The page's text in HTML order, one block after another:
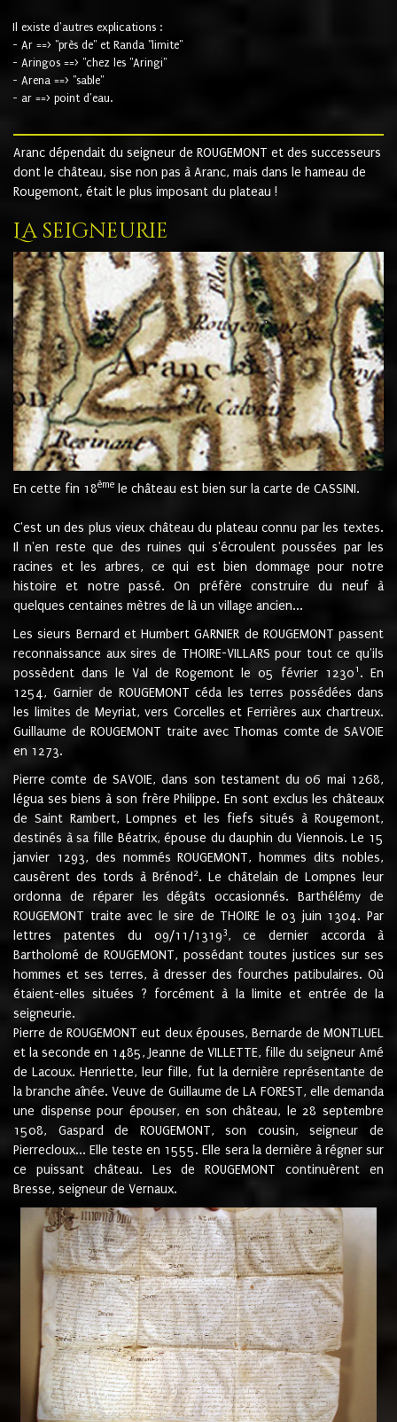
Il existe d'autres explications :
- Ar ==> "près de" et Randa "limite"
- Aringos ==> "chez les "Aringi"
- Arena ==> "sable"
- ar ==> point d'eau.
Aranc dépendait du seigneur de ROUGEMONT et des successeurs
dont le château, sise non pas à Aranc, mais dans le hameau de
Rougemont, était le plus imposant du plateau !
La seigneurie
En cette fin 18ème le château est bien sur la carte de CASSINI.
C'est un des plus vieux château du plateau connu par les textes.
Il n'en reste que des ruines qui s'écroulent poussées par les
racines et les arbres, ce qui est bien dommage pour notre
histoire et notre passé. On préfère construire du neuf à
quelques centaines mètres de là un village ancien...
Les sieurs Bernard et Humbert GARNIER de ROUGEMONT passent
reconnaissance aux sires de THOIRE-VILLARS pour tout ce qu'ils
possèdent dans le Val de Rogemont le 05 février 12301 . En
1254, Garnier de ROUGEMONT céda les terres possédées dans
les limites de Meyriat, vers Corcelles et Ferrières aux chartreux.
Guillaume de ROUGEMONT traite avec Thomas comte de SAVOIE
en 1273.
Pierre comte de SAVOIE, dans son testament du 06 mai 1268,
légua ses biens à son frère Philippe. En sont exclus les châteaux
de Saint Rambert, Lompnes et les fiefs situés à Rougemont,
destinés à sa fille Béatrix, épouse du dauphin du Viennois. Le 15
janvier 1293, des nommés ROUGEMONT, hommes dits nobles,
causèrent des tords à Brénod 2. Le châtelain de Lompnes leur
ordonna de réparer les dégâts occasionnés. Barthélémy de
ROUGEMONT traite avec le sire de THOIRE le 03 juin 1304. Par
lettres patentes du 09/11/13193, ce dernier accorda à
Bartholomé de ROUGEMONT, possédant toutes justices sur ses
hommes et ses terres, à dresser des fourches patibulaires. Où
étaient-elles situées ? forcément à la limite et entrée de la
seigneurie.
Pierre de ROUGEMONT eut deux épouses, Bernarde de MONTLUEL
et la seconde en 1485, Jeanne de VILLETTE, fille du seigneur Amé
de Lacoux. Henriette, leur fille, fut la dernière représentante de
la branche aînée. Veuve de Guillaume de LA FOREST, elle demanda
une dispense pour épouser, en son château, le 28 septembre
1508, Gaspard de ROUGEMONT, son cousin, seigneur de
Pierrecloux... Elle teste en 1555. Elle sera la dernière à régner sur
ce puissant château. Les de ROUGEMONT continuèrent en
Bresse, seigneur de Vernaux.